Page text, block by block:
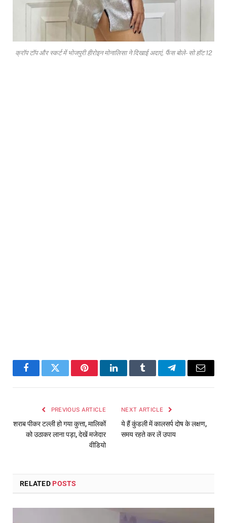
क्रॉप टॉप और स्कर्ट में भोजपुरी हीरोइन मोनालिसा ने दिखाई अदाएं, फैंस बोले- सो हॉट 12
FacebookTwitter PinterestLinkedInTumblr TelegramEmail
PREVIOUS ARTICLE
शराब पीकर टल्ली हो गया कुत्ता, मालिकों
को उठाकर लाना पड़ा, देखें मजेदार
वीडियो
NEXT ARTICLE
ये हैं कुंडली में कालसर्प दोष के लक्षण,
समय रहते कर लें उपाय
RELATED POSTS